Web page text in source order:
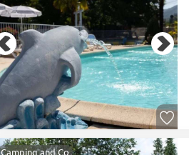
Camping and Co